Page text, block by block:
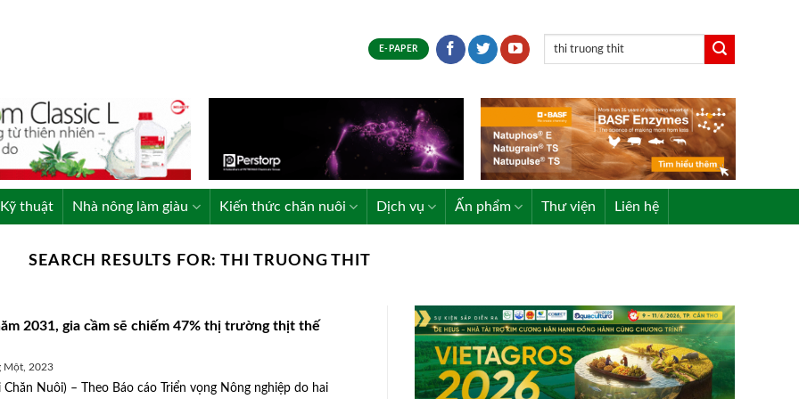
E-PAPER
thuật Nhà nông làm giàu Kiến thức chăn nuôi Dịch vụ Ấn phẩm Thư viện Liên hệ
SEARCH RESULTS FOR:THI TRUONG THIT
2031, gia cầm sẽ chiếm 47% thị trường thịt thế
Một, 2023
Nuôi) – Theo Báo cáo Triển vọng Nông nghiệp do hai